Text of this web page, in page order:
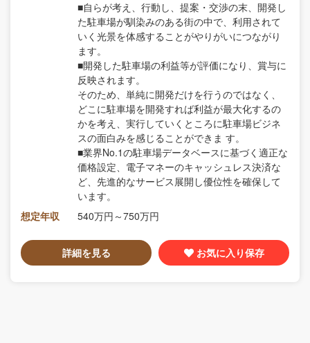
■自らが考え、行動し、提案・交渉の末、開発し
た駐車場が馴染みのある街の中で、利用されて
いく光景を体感することがやりがいにつながり
ます。
■開発した駐車場の利益等が評価になり、賞与に
反映されます。
そのため、単純に開発だけを行うのではなく、
どこに駐車場を開発すれば利益が最大化するの
かを考え、実行していくところに駐車場ビジネ
スの面白みを感じることができま す。
■業界No.1の駐車場データベースに基づく適正な
価格設定、電子マネーのキャッシュレス決済な
ど、先進的なサービス展開し優位性を確保して
います。
想定年収
540万円～750万円
詳細を見る お気に入り保存